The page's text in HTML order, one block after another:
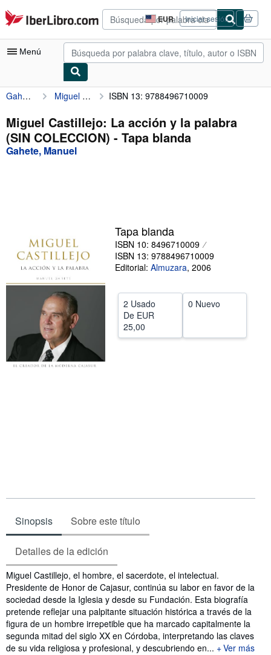
Pasar al contenido principal
IberLibro.com EUR
Preferencias
de
compra
del
Iniciar sesión
Menú
Mi cuenta
Consultar mis pedidos
Búsqueda avanzada
Comenzar a vender
Ayuda
Gahete, Manuel Miguel Castillejo: La acción y la palabra (SIN COLECCION) ISBN 13: 9788496710009
Miguel Castillejo: La acción y la palabra
(SIN COLECCION) - Tapa blanda
Gahete, Manuel
Tapa blanda
ISBN 10: 8496710009
ISBN 13: 9788496710009
Editorial: Almuzara, 2006
2 Usado
De EUR
25,00
0 Nuevo
Sinopsis Sobre este título
Detalles de la edición
Sinopsis
Miguel Castillejo, el hombre, el sacerdote, el intelectual.
Presidente de Honor de Cajasur, continúa su labor en favor de la
sociedad desde la Iglesia y desde su Fundación. Esta biografía
pretende reflejar una palpitante situación histórica a través de la
figura de un hombre irrepetible que ha marcado capitalmente la
segunda mitad del siglo XX en Córdoba, interpretando las claves
de su vida religiosa y profesional, y descubriendo en...
Ver más